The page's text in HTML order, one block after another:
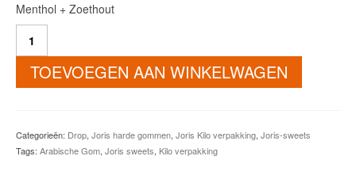
Menthol + Zoethout
(Kilo)
aantal
TOEVOEGEN AAN WINKELWAGEN
Categorieën: Drop, Joris harde gommen, Joris Kilo verpakking, Joris-sweets
Tags: Arabische Gom, Joris sweets, Kilo verpakking